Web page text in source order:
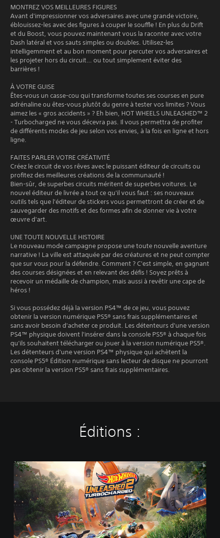
MONTREZ VOS MEILLEURES FIGURES
Avant d'impressionner vos adversaires avec une grande victoire,
éblouissez-les avec des figures à couper le souffle ! En plus du Drift
et du Boost, vous pouvez maintenant vous la raconter avec votre
Dash latéral et vos sauts simples ou doubles. Utilisez-les
intelligemment et au bon moment pour percuter vos adversaires et
les projeter hors du circuit… ou tout simplement éviter des
barrières !
À VOTRE GUISE
Êtes-vous un casse-cou qui transforme toutes ses courses en pure
adrénaline ou êtes-vous plutôt du genre à tester vos limites ? Vous
aimez les « gros accidents » ? Eh bien, HOT WHEELS UNLEASHED™ 2
- Turbocharged ne vous décevra pas. Il vous permettra de profiter
de différents modes de jeu selon vos envies, à la fois en ligne et hors
ligne.
FAITES PARLER VOTRE CRÉATIVITÉ
Créez le circuit de vos rêves avec le puissant éditeur de circuits ou
profitez des meilleures créations de la communauté !
Bien-sûr, de superbes circuits méritent de superbes voitures. Le
nouvel éditeur de livrée a tout ce qu'il vous faut : ses nouveaux
outils tels que l'éditeur de stickers vous permettront de créer et de
sauvegarder des motifs et des formes afin de donner vie à votre
œuvre d'art.
UNE TOUTE NOUVELLE HISTOIRE
Le nouveau mode campagne propose une toute nouvelle aventure
narrative ! La ville est attaquée par des créatures et ne peut compter
que sur vous pour la défendre. Comment ? C'est simple, en gagnant
des courses désignées et en relevant des défis ! Soyez prêts à
recevoir un médaille de champion, mais aussi à revêtir une cape de
héros !
Si vous possédez déjà la version PS4™ de ce jeu, vous pouvez
obtenir la version numérique PS5® sans frais supplémentaires et
sans avoir besoin d'acheter ce produit. Les détenteurs d'une version
PS4™ physique doivent l'insérer dans la console PS5® à chaque fois
qu'ils souhaitent télécharger ou jouer à la version numérique PS5®.
Les détenteurs d'une version PS4™ physique qui achètent la
console PS5® Édition numérique sans lecteur de disque ne pourront
pas obtenir la version PS5® sans frais supplémentaires.
Éditions :
S
t
a
n
d
a
r